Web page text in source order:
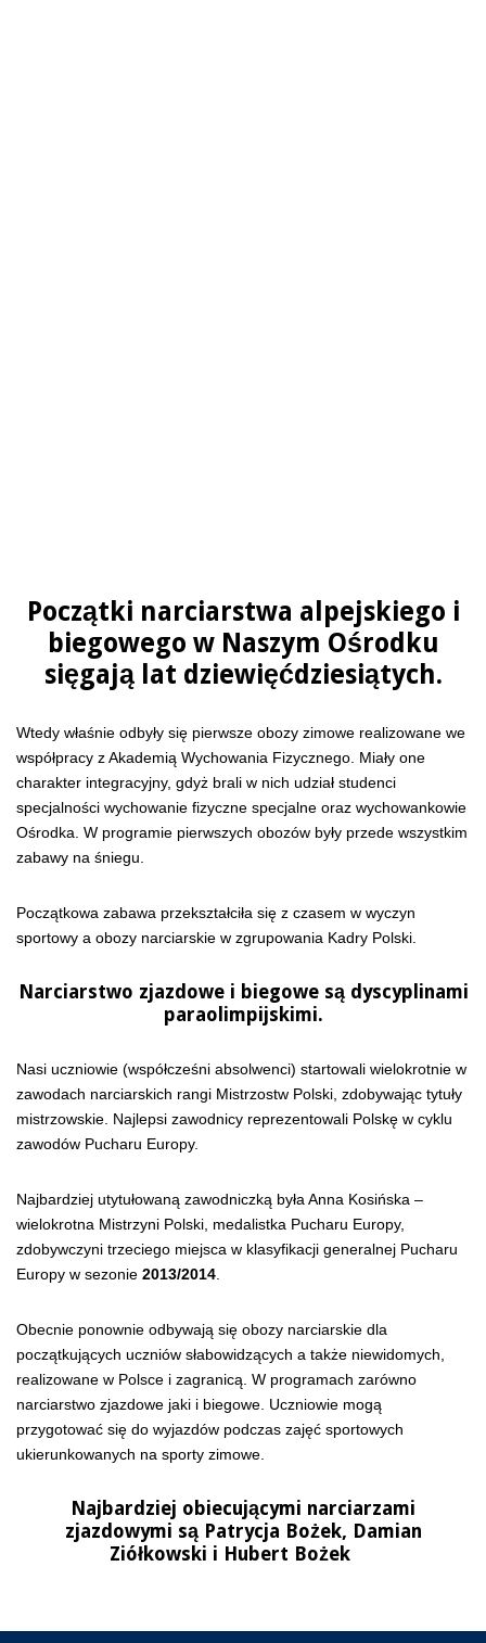
Początki narciarstwa alpejskiego i
biegowego w Naszym Ośrodku
sięgają lat dziewięćdziesiątych.
Wtedy właśnie odbyły się pierwsze obozy zimowe realizowane we
współpracy z Akademią Wychowania Fizycznego. Miały one
charakter integracyjny, gdyż brali w nich udział studenci
specjalności wychowanie fizyczne specjalne oraz wychowankowie
Ośrodka. W programie pierwszych obozów były przede wszystkim
zabawy na śniegu.
Początkowa zabawa przekształciła się z czasem w wyczyn
sportowy a obozy narciarskie w zgrupowania Kadry Polski.
Narciarstwo zjazdowe i biegowe są dyscyplinami
paraolimpijskimi.
Nasi uczniowie (współcześni absolwenci) startowali wielokrotnie w
zawodach narciarskich rangi Mistrzostw Polski, zdobywając tytuły
mistrzowskie. Najlepsi zawodnicy reprezentowali Polskę w cyklu
zawodów Pucharu Europy.
Najbardziej utytułowaną zawodniczką była Anna Kosińska –
wielokrotna Mistrzyni Polski, medalistka Pucharu Europy,
zdobywczyni trzeciego miejsca w klasyfikacji generalnej Pucharu
Europy w sezonie 2013/2014.
Obecnie ponownie odbywają się obozy narciarskie dla
początkujących uczniów słabowidzących a także niewidomych,
realizowane w Polsce i zagranicą. W programach zarówno
narciarstwo zjazdowe jaki i biegowe. Uczniowie mogą
przygotować się do wyjazdów podczas zajęć sportowych
ukierunkowanych na sporty zimowe.
Najbardziej obiecującymi narciarzami
zjazdowymi są Patrycja Bożek, Damian
Ziółkowski i Hubert Bożek